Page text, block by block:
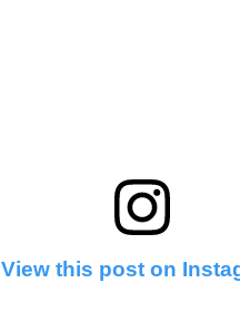
View this post on